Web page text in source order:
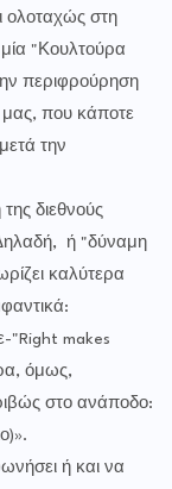
στη
"Κουλτούρα
περιφρούρηση
που κάποτε
την
διεθνούς
Δηλαδή, ή "δύναμη
καλύτερα
"Right makes
όμως,
στο ανάποδο:
ή και να